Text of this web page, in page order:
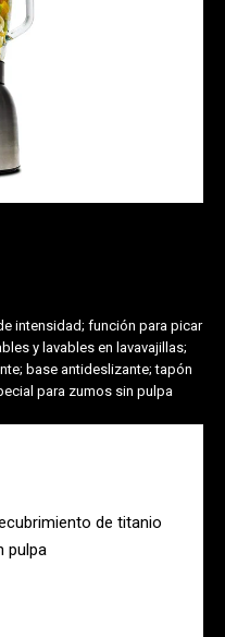
intensidad; función para picar
y lavables en lavavajillas;
base antideslizante; tapón
para zumos sin pulpa
de titanio
pulpa